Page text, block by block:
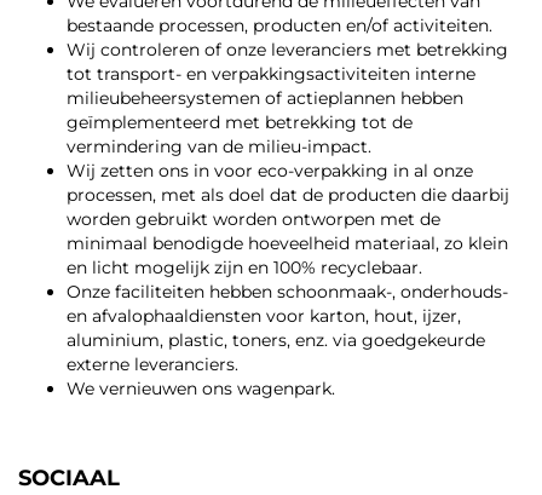
bestaande processen, producten en/of activiteiten.
Wij controleren of onze leveranciers met betrekking
tot transport- en verpakkingsactiviteiten interne
milieubeheersystemen of actieplannen hebben
geïmplementeerd met betrekking tot de
vermindering van de milieu-impact.
Wij zetten ons in voor eco-verpakking in al onze
processen, met als doel dat de producten die daarbij
worden gebruikt worden ontworpen met de
minimaal benodigde hoeveelheid materiaal, zo klein
en licht mogelijk zijn en 100% recyclebaar.
Onze faciliteiten hebben schoonmaak-, onderhouds-
en afvalophaaldiensten voor karton, hout, ijzer,
aluminium, plastic, toners, enz. via goedgekeurde
externe leveranciers.
We vernieuwen ons wagenpark.
SOCIAAL